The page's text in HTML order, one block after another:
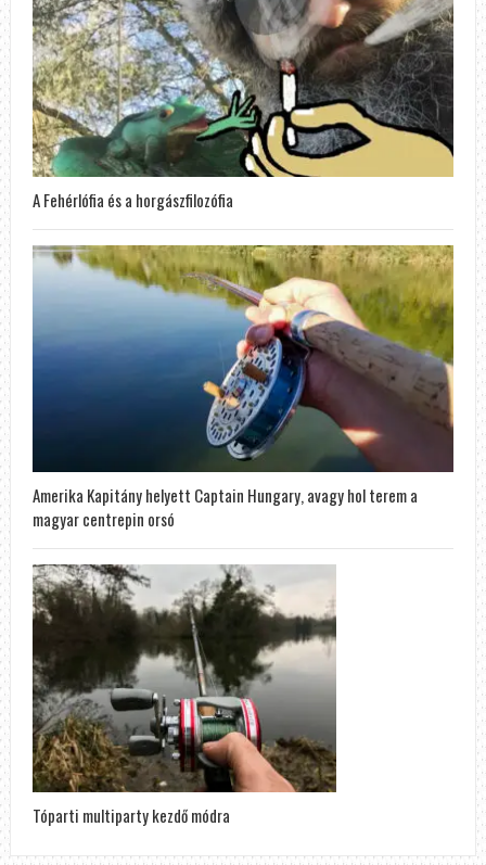
A Fehérlófia és a horgászfilozófia
Amerika Kapitány helyett Captain Hungary, avagy hol terem a
magyar centrepin orsó
Tóparti multiparty kezdő módra